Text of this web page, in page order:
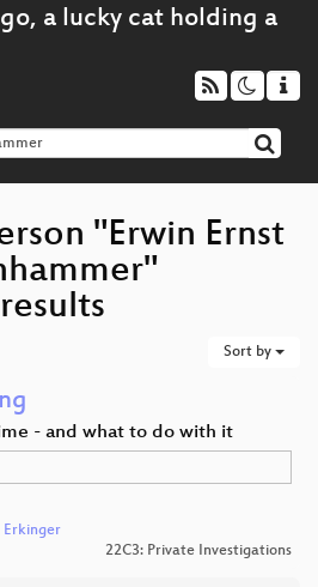
"Erwin Ernst
Sort by
- and what to do with it
Erkinger
22C3: Private Investigations